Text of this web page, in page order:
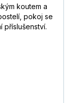
koutem a
pokoj se
příslušenství.